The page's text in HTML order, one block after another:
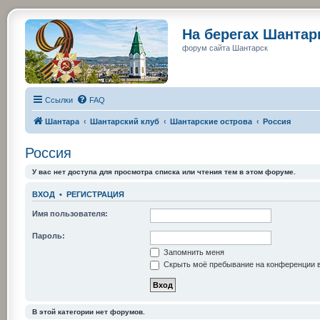
На берегах
форум сайта Шантарск
Ссылки FAQ
Шантара Шантарский клуб Шантарские острова Россия
Россия
У вас нет доступа для просмотра списка или чтения тем в этом форуме.
ВХОД • РЕГИСТРАЦИЯ
Имя пользователя:
Пароль:
Запомнить меня
Скрыть моё пребывание на конференции
В этой категории нет форумов.